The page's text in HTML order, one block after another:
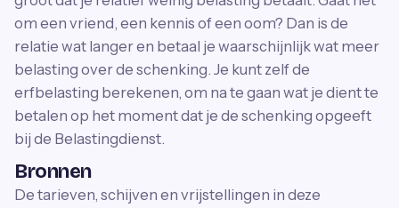
om een vriend, een kennis of een oom? Dan is de
relatie wat langer en betaal je waarschijnlijk wat meer
belasting over de schenking. Je kunt zelf de
erfbelasting berekenen, om na te gaan wat je dient te
betalen op het moment dat je de schenking opgeeft
bij de Belastingdienst.
Bronnen
De tarieven, schijven en vrijstellingen in deze